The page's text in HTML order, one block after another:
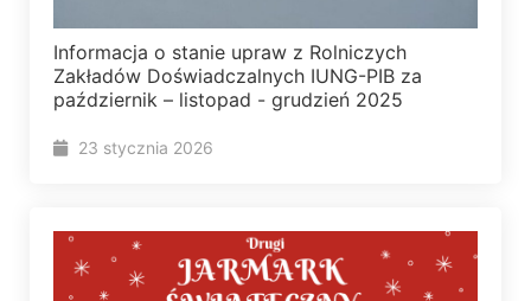
Informacja o stanie upraw z Rolniczych
Zakładów Doświadczalnych IUNG-PIB za
październik – listopad - grudzień 2025
23 stycznia 2026